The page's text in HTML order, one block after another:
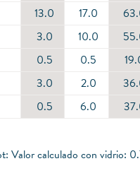
13.0
17.0
3.0
10.0
0.5
0.5
3.0
2.0
0.5
6.0
Valor calculado con vidrio: